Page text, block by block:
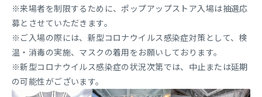
※来場者を制限するために、ポップアップストア入場は抽選応
募とさせていただきます。
※ご入場の際には、新型コロナウイルス感染症対策として、検
温・消毒の実施、マスクの着用をお願いしております。
※新型コロナウイルス感染症の状況次第では、中止または延期
の可能性がございます。